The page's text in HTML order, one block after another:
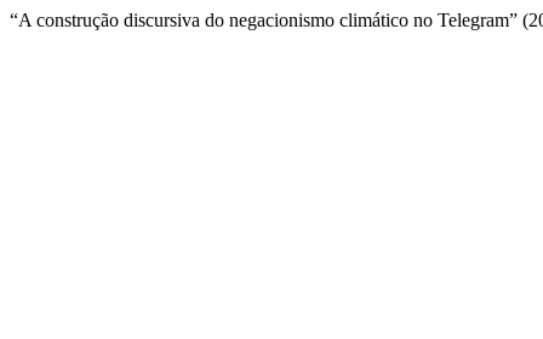
“A construção discursiva do negacionismo climático no Telegram”